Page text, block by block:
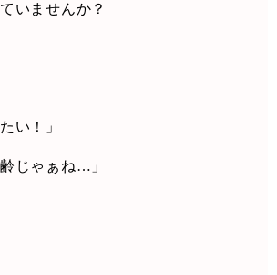
いませんか？
い！」
じゃぁね… 」